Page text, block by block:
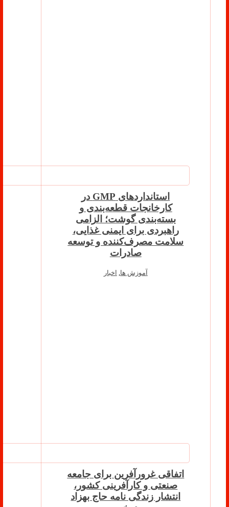
استانداردهای GMP در
کارخانجات قطعه‌بندی و
بسته‌بندی گوشت؛ الزامی
راهبردی برای ایمنی غذایی،
سلامت مصرف‌کننده و توسعه
صادرات
آموزش ها, اخبار
اتفاقی غرورآفرین برای جامعه
صنعتی و کارآفرینی کشور،
انتشار زندگی نامه حاج بهزاد